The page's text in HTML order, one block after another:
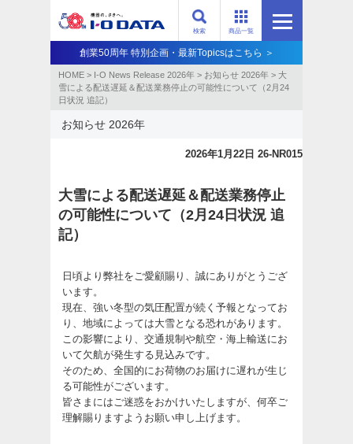
商品一覧
検索
創業50周年 特別企画・最新Topicsはこちら ＞
HOME > I-O News Release 2026年 > お知らせ 2026年 > 大
雪による配送遅延＆配送業務停止の可能性について（2月24
日状況 追記）
お知らせ 2026年
2026年1月22日 26-NR015
大雪による配送遅延＆配送業務停止
の可能性について（2月24日状況 追
記）
日頃より弊社をご愛顧賜り、誠にありがとうござ
います。
現在、強い冬型の気圧配置が続く予報となってお
り、地域によっては大雪となる恐れがあります。
この影響により、交通規制や航空・海上輸送にお
いて欠航が発生する見込みです。
そのため、全国的にお荷物のお届けに遅れが生じ
る可能性がございます。
皆さまにはご迷惑をおかけいたしますが、何卒ご
理解賜りますようお願い申し上げます。